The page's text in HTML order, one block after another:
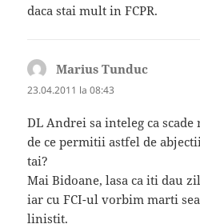
daca stai mult in FCPR.
Marius Tunduc
23.04.2011 la 08:43
DL Andrei sa inteleg ca
de ce permitii astfel de
tai?
Mai Bidoane, lasa ca iti dau
iar cu FCI-ul vorbim marti
linistit.